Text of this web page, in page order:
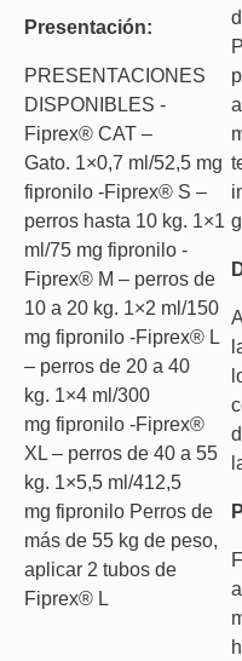
Presentación:
PRESENTACIONES
DISPONIBLES -
Fiprex® CAT –
Gato. 1×0,7 ml/52,5 mg
fipronilo -Fiprex® S –
perros hasta 10 kg. 1×1
ml/75 mg fipronilo -
Fiprex® M – perros de
10 a 20 kg. 1×2 ml/150
mg fipronilo -Fiprex® L
– perros de 20 a 40
kg. 1×4 ml/300
mg fipronilo -Fiprex®
XL – perros de 40 a 55
kg. 1×5,5 ml/412,5
mg fipronilo Perros de
más de 55 kg de peso,
aplicar 2 tubos de
Fiprex® L